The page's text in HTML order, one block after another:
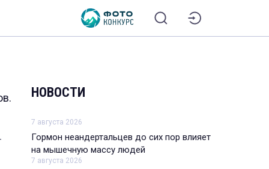
НОВОСТИ
7 августа 2026
Гормон неандертальцев до сих пор влияет
на мышечную массу людей
7 августа 2026